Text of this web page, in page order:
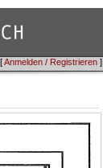
[Anmelden / Registrieren ]